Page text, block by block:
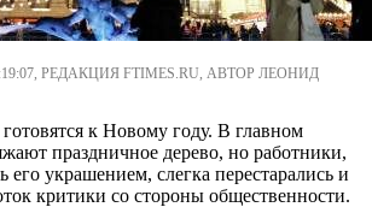
РЕДАКЦИЯ FTIMES.RU, АВТОР ЛЕОНИД
к Новому году. В главном
праздничное дерево, но работники,
его украшением, слегка перестарались и
критики со стороны общественности.